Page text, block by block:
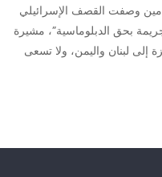
وصفت القصف الإسرائيلي
بحق الدبلوماسية”، مشيرة
لبنان واليمن، ولا تسعى